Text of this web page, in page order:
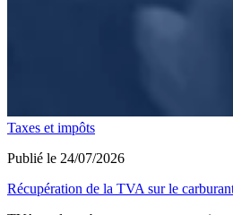
Taxes et impôts
Publié le 24/07/2026
Récupération de la TVA sur le